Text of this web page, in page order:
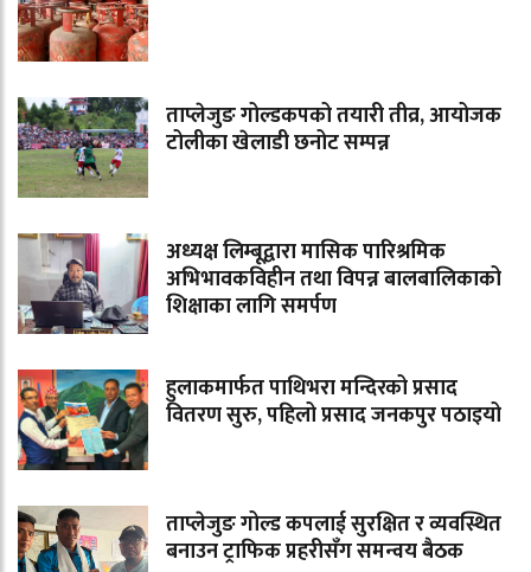
ताप्लेजुङ गोल्डकपको तयारी तीव्र, आयोजक
टोलीका खेलाडी छनोट सम्पन्न
अध्यक्ष लिम्बूद्वारा मासिक पारिश्रमिक
अभिभावकविहीन तथा विपन्न बालबालिकाको
शिक्षाका लागि समर्पण
हुलाकमार्फत पाथिभरा मन्दिरको प्रसाद
वितरण सुरु, पहिलो प्रसाद जनकपुर पठाइयो
ताप्लेजुङ गोल्ड कपलाई सुरक्षित र व्यवस्थित
बनाउन ट्राफिक प्रहरीसँग समन्वय बैठक